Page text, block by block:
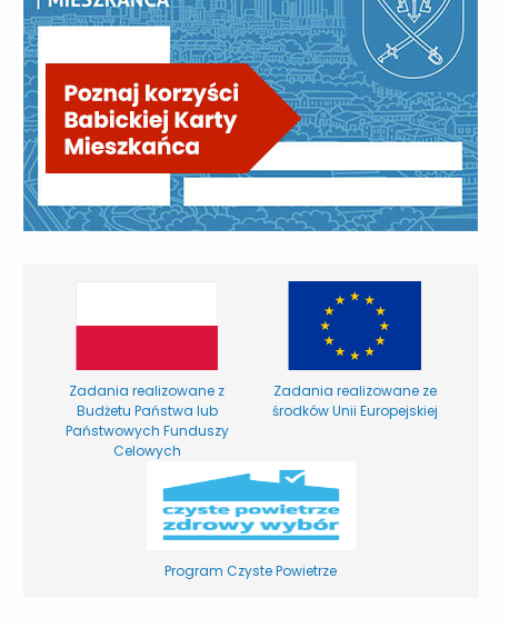
Zadania realizowane z
Budżetu Państwa lub
Państwowych Funduszy
Celowych
Zadania realizowane ze
środków Unii Europejskiej
Program Czyste Powietrze